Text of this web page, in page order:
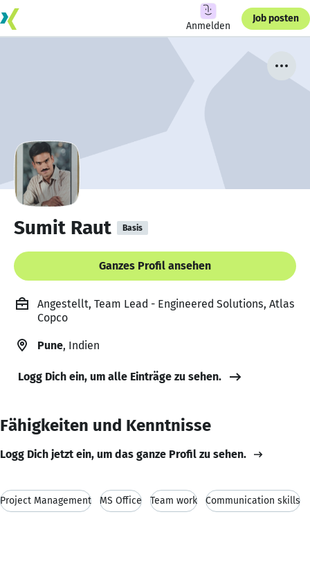
Anmelden
Job posten
Sumit Raut Basis
Ganzes Profil ansehen
Angestellt, Team Lead - Engineered Solutions, Atlas
Copco
Pune, Indien
Logg Dich ein, um alle Einträge zu sehen.
Fähigkeiten und Kenntnisse
Logg Dich jetzt ein, um das ganze Profil zu sehen.
Project Management MS Office Team work Communication skills